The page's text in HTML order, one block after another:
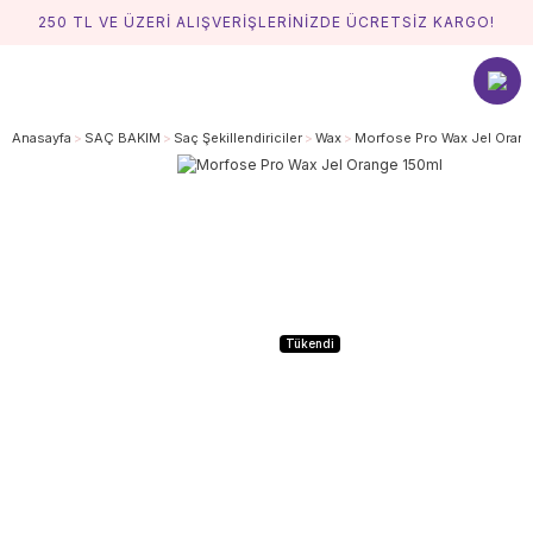
250 TL VE ÜZERİ ALIŞVERİŞLERİNİZDE ÜCRETSİZ KARGO!
Anasayfa SAÇ BAKIM Saç Şekillendiriciler Wax Morfose Pro Wax Jel
Tükendi